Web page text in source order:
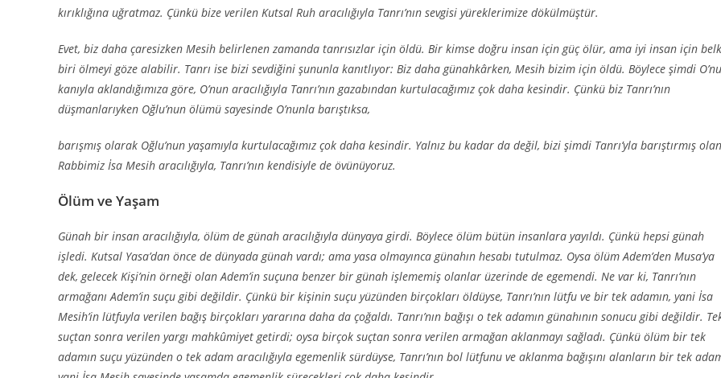
kırıklığına uğratmaz. Çünkü bize verilen Kutsal Ruh aracılığıyla Tanrı’nın sevgisi yüreklerimize dökülmüştür.
Evet, biz daha çaresizken Mesih belirlenen zamanda tanrısızlar için öldü. Bir kimse doğru insan için güç ölür, ama iyi insan için
biri ölmeyi göze alabilir. Tanrı ise bizi sevdiğini şununla kanıtlıyor: Biz daha günahkârken, Mesih bizim için öldü. Böylece şimdi
kanıyla aklandığımıza göre, O’nun aracılığıyla Tanrı’nın gazabından kurtulacağımız çok daha kesindir. Çünkü biz Tanrı’nın
düşmanlarıyken Oğlu’nun ölümü sayesinde O’nunla barıştıksa,
barışmış olarak Oğlu’nun yaşamıyla kurtulacağımız çok daha kesindir. Yalnız bu kadar da değil, bizi şimdi Tanrı’yla barıştırmış olan
Rabbimiz İsa Mesih aracılığıyla, Tanrı’nın kendisiyle de övünüyoruz.
Ölüm ve Yaşam
Günah bir insan aracılığıyla, ölüm de günah aracılığıyla dünyaya girdi. Böylece ölüm bütün insanlara yayıldı. Çünkü hepsi günah
işledi. Kutsal Yasa’dan önce de dünyada günah vardı; ama yasa olmayınca günahın hesabı tutulmaz. Oysa ölüm Adem’den Musa’ya
dek, gelecek Kişi’nin örneği olan Adem’in suçuna benzer bir günah işlememiş olanlar üzerinde de egemendi. Ne var ki, Tanrı’nın
armağanı Adem’in suçu gibi değildir. Çünkü bir kişinin suçu yüzünden birçokları öldüyse, Tanrı’nın lütfu ve bir tek adamın, yani İsa
Mesih’in lütfuyla verilen bağış birçokları yararına daha da çoğaldı. Tanrı’nın bağışı o tek adamın günahının sonucu gibi değildir.
suçtan sonra verilen yargı mahkûmiyet getirdi; oysa birçok suçtan sonra verilen armağan aklanmayı sağladı. Çünkü ölüm bir tek
adamın suçu yüzünden o tek adam aracılığıyla egemenlik sürdüyse, Tanrı’nın bol lütfunu ve aklanma bağışını alanların bir tek